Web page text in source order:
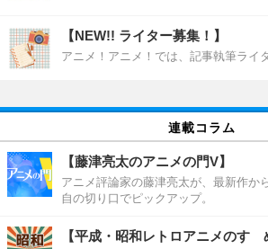
【NEW!! ライター募集！】
アニメ！アニメ！では、記事執筆ライ
連載コラム
【藤津亮太のアニメの門V】
アニメ評論家の藤津亮太が、最新作か
自の切り口でピックアップ。
【平成・昭和レトロアニメのすゝ